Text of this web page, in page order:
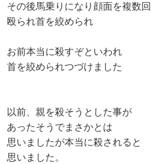
その後馬乗りになり顔面を複数回
殴られ首を絞められ
お前本当に殺すぞといわれ
首を絞められつづけました
以前、親を殺そうとした事が
あったそうでまさかとは
思いましたが本当に殺されると
思いました。